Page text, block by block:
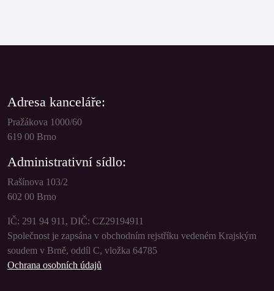
Adresa kanceláře:
Pražákova 1000/60
619 00 Brno
Administrativní sídlo:
Rašínova 103/2
602 00 Brno
IČ: 291 94 911, DIČ: CZ29194911
Společnost je zapsána v obchodním rejstříku vedeném Krajským
soudem v Brně, oddíl C, vložka 64785
Ochrana osobních údajů